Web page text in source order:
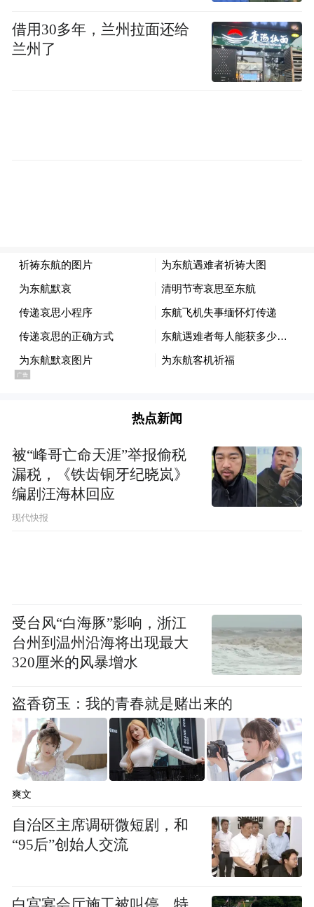
借用30多年，兰州拉面还给
兰州了
热点新闻
被“峰哥亡命天涯”举报偷税
漏税，《铁齿铜牙纪晓岚》
编剧汪海林回应
现代快报
受台风“白海豚”影响，浙江
台州到温州沿海将出现最大
320厘米的风暴增水
盗香窃玉：我的青春就是赌出来的
爽文
自治区主席调研微短剧，和
“95后”创始人交流